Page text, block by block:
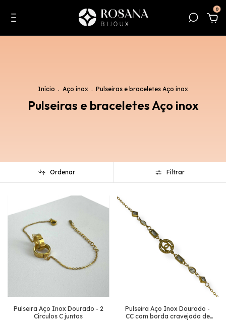
0
Início . Aço inox . Pulseiras e braceletes Aço inox
Pulseiras e braceletes Aço inox
Ordenar Filtrar
Pulseira Aço Inox Dourado - 2
Círculos C juntos
Pulseira Aço Inox Dourado -
CC com borda cravejada de